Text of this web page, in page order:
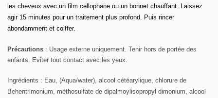
les cheveux avec un film cellophane ou un bonnet chauffant. Laissez
agir 15 minutes pour un traitement plus profond. Puis rincer
abondamment et coiffer.
Précautions : Usage externe uniquement. Tenir hors de portée des
enfants. Eviter tout contact avec les yeux.
Ingrédients : Eau, (Aqua/water), alcool cétéarylique, chlorure de
Behentrimonium, méthosulfate de dipalmoylisopropyl dimonium, alcool